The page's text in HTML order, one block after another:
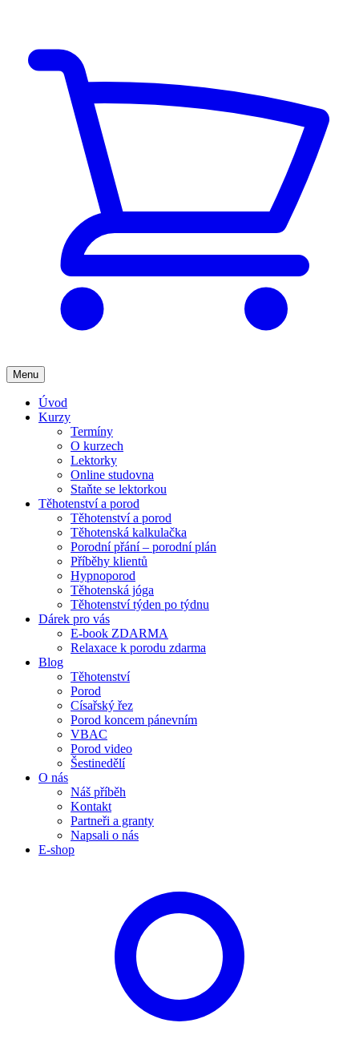
Menu
Úvod
Kurzy
Termíny
O kurzech
Lektorky
Online studovna
Staňte se lektorkou
Těhotenství a porod
Těhotenství a porod
Těhotenská kalkulačka
Porodní přání – porodní plán
Příběhy klientů
Hypnoporod
Těhotenská jóga
Těhotenství týden po týdnu
Dárek pro vás
E-book ZDARMA
Relaxace k porodu zdarma
Blog
Těhotenství
Porod
Císařský řez
Porod koncem pánevním
VBAC
Porod video
Šestinedělí
O nás
Náš příběh
Kontakt
Partneři a granty
Napsali o nás
E-shop